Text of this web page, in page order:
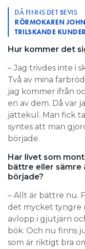
DÅ FINNS DET BEVIS
RÖRMOKAREN
TRILSKANDE KUNDER
Hur kommer det
– Jag trivdes inte i
Två av mina
jag kommer ifrån
en av dem. Då var
jättekul. Man fick
syntes att man
började.
Har livet som
bättre eller sämre
började?
– Allt är bättre nu.
det mycket tyngre
avlopp i gjutjärn
bök. Och nu finns
som är riktigt bra